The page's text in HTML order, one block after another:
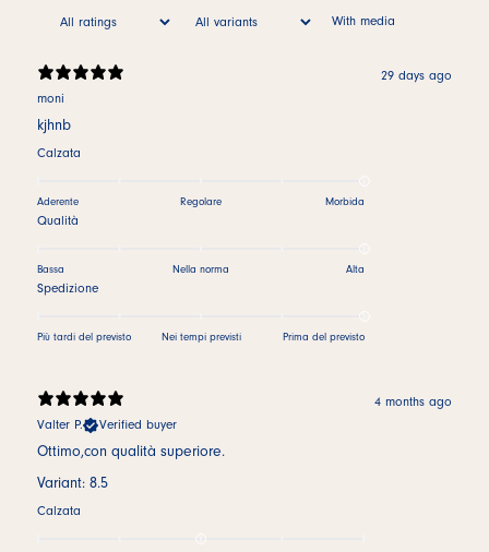
With media
29 days ago
moni
kjhnb
Calzata
Aderente Regolare Morbida
Qualità
Bassa Nella norma Alta
Spedizione
Più tardi del previsto Nei tempi previsti Prima del previsto
4 months ago
Valter P.
Verified buyer
Ottimo,con qualità superiore.
Variant: 8.5
Calzata